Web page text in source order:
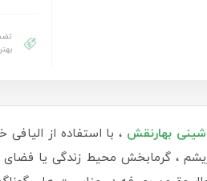
بهارنقش ، با استفاده از
، گرمابخش محیط زندگی یا فضای